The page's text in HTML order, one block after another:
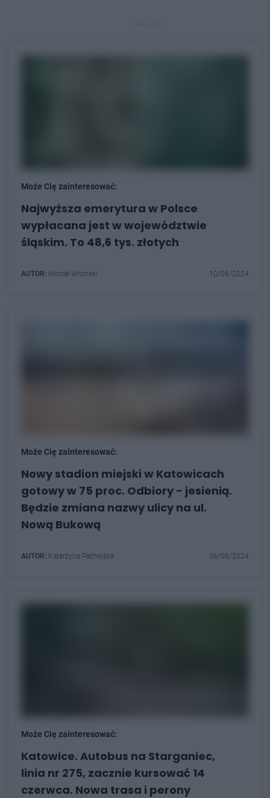
Może Cię zainteresować:
Najwyższa emerytura w Polsce
wypłacana jest w województwie
śląskim. To 48,6 tys. złotych
AUTOR: Michał Wroński 10/06/2024
Może Cię zainteresować:
Nowy stadion miejski w Katowicach
gotowy w 75 proc. Odbiory - jesienią.
Będzie zmiana nazwy ulicy na ul.
Nową Bukową
AUTOR: Katarzyna Pachelska 06/06/2024
Może Cię zainteresować:
Katowice. Autobus na Starganiec,
linia nr 275, zacznie kursować 14
czerwca. Nowa trasa i perony